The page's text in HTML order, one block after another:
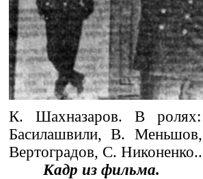
К. Шахназаров. В
Басилашвили, В.
Вертоградов, С.
Кадр из фильма.